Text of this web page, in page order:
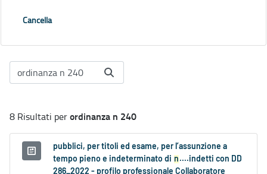
Cancella
8 Risultati perordinanza n 240
pubblici, per titoli ed esame, per l’assunzione a
tempo pieno e indeterminato di n ....indetti con DD
286_2022 - profilo professionale Collaboratore